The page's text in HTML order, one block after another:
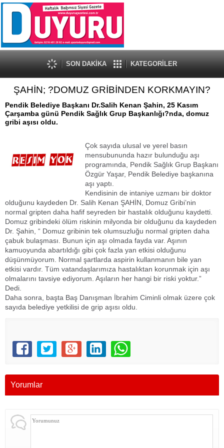
SON DAKİKA KATEGORİLER
ŞAHİN; ?DOMUZ GRİBİNDEN KORKMAYIN?
Pendik Belediye Başkanı Dr.Salih Kenan Şahin, 25 Kasım
Çarşamba günü Pendik Sağlık Grup Başkanlığı?nda, domuz
gribi aşısı oldu.
Çok sayıda ulusal ve yerel basın
mensubununda hazır bulunduğu aşı
programında, Pendik Sağlık Grup Başkanı
Özgür Yaşar, Pendik Belediye başkanına
aşı yaptı.
Kendisinin de intaniye uzmanı bir doktor
olduğunu kaydeden Dr. Salih Kenan ŞAHİN, Domuz Gribi’nin
normal gripten daha hafif seyreden bir hastalık olduğunu kaydetti.
Domuz gribindeki ölüm riskinin milyonda bir olduğunu da kaydeden
Dr. Şahin, “ Domuz gribinin tek olumsuzluğu normal gripten daha
çabuk bulaşması. Bunun için aşı olmada fayda var. Aşının
kamuoyunda abartıldığı gibi çok fazla yan etkisi olduğunu
düşünmüyorum. Normal şartlarda aspirin kullanmanın bile yan
etkisi vardır. Tüm vatandaşlarımıza hastalıktan korunmak için aşı
olmalarını tavsiye ediyorum. Aşıların her hangi bir riski yoktur.”
Dedi.
Daha sonra, başta Baş Danışman İbrahim Ciminli olmak üzere çok
sayıda belediye yetkilisi de grip aşısı oldu.
Yorumlar